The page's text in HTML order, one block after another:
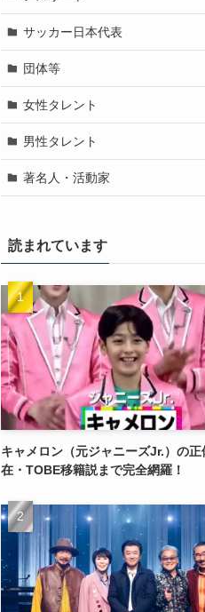
サッカー日本代表
団体等
女性タレント
男性タレント
著名人・活動家
読まれています
キャメロン（元ジャニーズJr.）の正
在・TOBE移籍説まで完全網羅！